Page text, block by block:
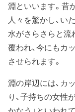
淵といいます。昔
人々を驚かし、い
水がさらさらと流
覆われ、今にもカ
させられます。
淵の岸辺には、カ
り、子持ちの女性